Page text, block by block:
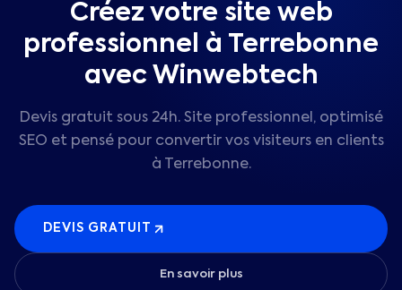
Créez votre site web
professionnel à Terrebonne
avec Winwebtech
Devis gratuit sous 24h. Site professionnel, optimisé
SEO et pensé pour convertir vos visiteurs en clients
à
Terrebonne.
DEVIS GRATUIT
En savoir plus